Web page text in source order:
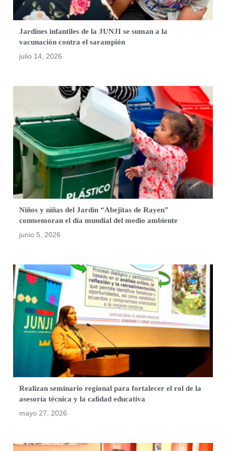
Jardines infantiles de la JUNJI se suman a la
vacunación contra el sarampión
julio 14, 2026
Niños y niñas del Jardín “Abejitas de Rayen”
conmemoran el día mundial del medio ambiente
junio 5, 2026
Realizan seminario regional para fortalecer el rol de la
asesoría técnica y la calidad educativa
mayo 27, 2026